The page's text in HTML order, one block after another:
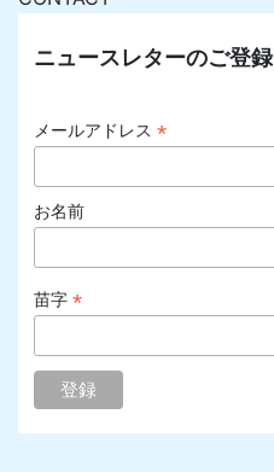
ニュースレターのご登録
メールアドレス *
お名前
苗字 *